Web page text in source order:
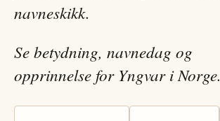
navneskikk.
Se betydning, navnedag og
opprinnelse for Yngvar i Norge.